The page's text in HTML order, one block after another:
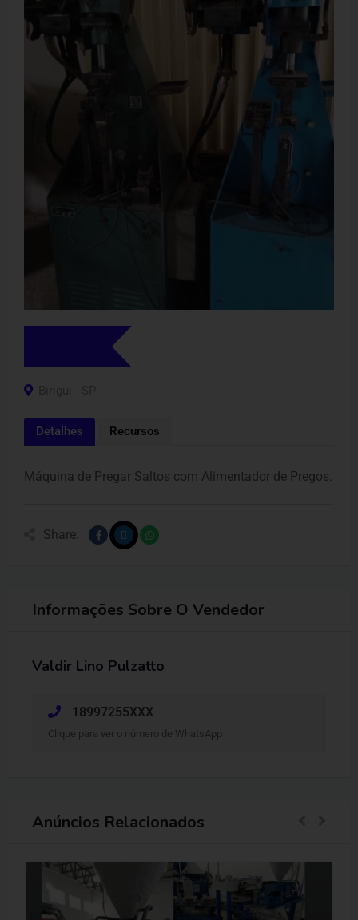
Detalhes Recursos
Máquina de Pregar Saltos com Alimentador de Pregos.
Share:
Informações Sobre O Vendedor
Valdir Lino Pulzatto
18997255XXX
Clique para ver o número de WhatsApp
Anúncios Relacionados